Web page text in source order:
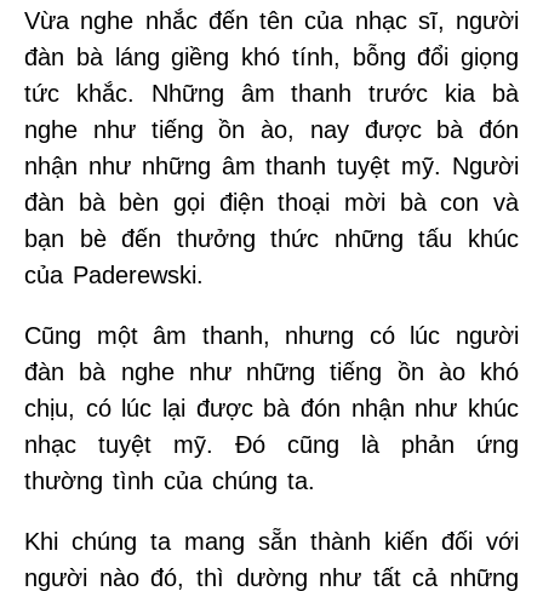
Vừa nghe nhắc đến tên của nhạc sĩ, người
đàn bà láng giềng khó tính, bỗng đổi giọng
tức khắc. Những âm thanh trước kia bà
nghe như tiếng ồn ào, nay được bà đón
nhận như những âm thanh tuyệt mỹ. Người
đàn bà bèn gọi điện thoại mời bà con và
bạn bè đến thưởng thức những tấu khúc
của Paderewski.
Cũng một âm thanh, nhưng có lúc người
đàn bà nghe như những tiếng ồn ào khó
chịu, có lúc lại được bà đón nhận như khúc
nhạc tuyệt mỹ. Ðó cũng là phản ứng
thường tình của chúng ta.
Khi chúng ta mang sẵn thành kiến đối với
người nào đó, thì dường như tất cả những